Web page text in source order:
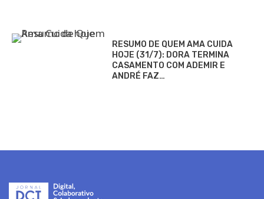
RESUMO DE QUEM AMA CUIDA
HOJE (31/7): DORA TERMINA
CASAMENTO COM ADEMIR E
ANDRÉ FAZ…